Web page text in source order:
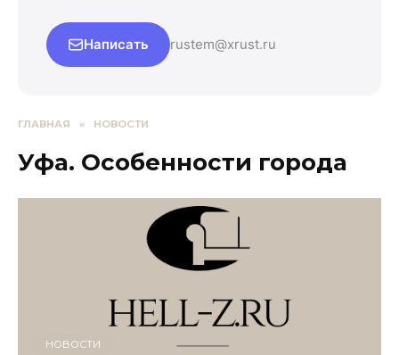
Написать rustem@xrust.ru
ГЛАВНАЯ » НОВОСТИ
Уфа. Особенности города
НОВОСТИ